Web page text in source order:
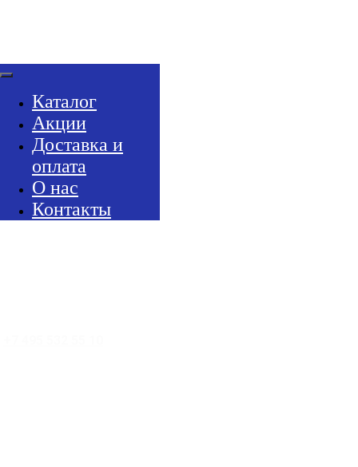
Каталог
Акции
Доставка и
оплата
О нас
Контакты